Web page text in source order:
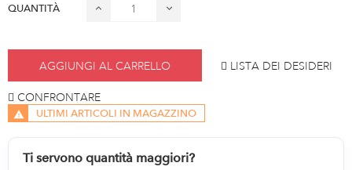
QUANTITÀ
AGGIUNGI AL CARRELLO LISTA DEI DESIDERI
CONFRONTARE
ULTIMI ARTICOLI IN MAGAZZINO
Ti servono quantità maggiori?